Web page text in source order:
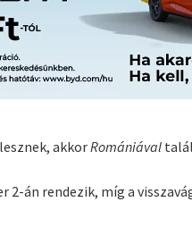
akkorRomániával
án rendezik, míg a